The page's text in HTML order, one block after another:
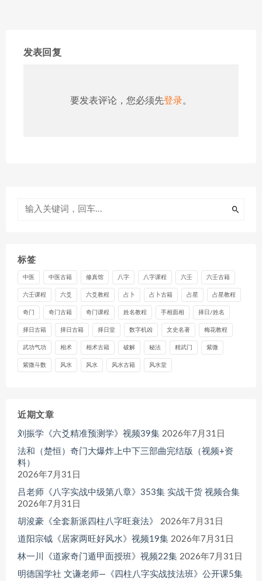
发表回复
要发表评论，您必须先登录。
标签
中医 中医古籍 修真馆 八字 八字课程 六壬 六壬古籍
六壬课程 六爻 六爻教程 占卜 占卜古籍 占星 占星教程
奇门 奇门古籍 奇门课程 姓名教程 手相面相 择日/姓名
择日古籍 择日古籍 择日堂 数字机凶 文史名著 梅花教程
武功气功 相术 相术古籍 破解 秘法 精武门 紫微
紫微斗数 风水 风水 风水古籍 风水堂
近期文章
刘振学《六爻精准预测学》视频39集 2026年7月31日
法和（楚恒）奇门大爆炸上中下三部曲完结版（视频+资
料）
2026年7月31日
吕老师《八字实战中级第八章》353集 实战干货 视频合集
2026年7月31日
胡浚豪《全套新派四柱八字旺衰法》
2026年7月31日
道阳宗钺《居家两旺好风水》视频19集 2026年7月31日
林一川《道家奇门遁甲面授班》视频22集 2026年7月31日
明德国学社 文谦老师—《四柱八字实战技法班》公开课5集